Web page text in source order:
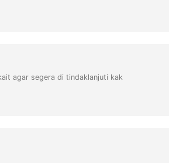
agar segera di tindaklanjuti kak